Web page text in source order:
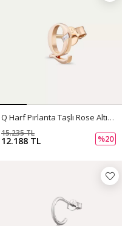
Q Harf Pırlanta Taşlı Rose Altın Mini Tek Küpe
12.188 TL
15.235 TL
%20